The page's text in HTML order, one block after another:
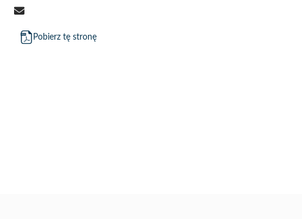
Pobierz tę stronę